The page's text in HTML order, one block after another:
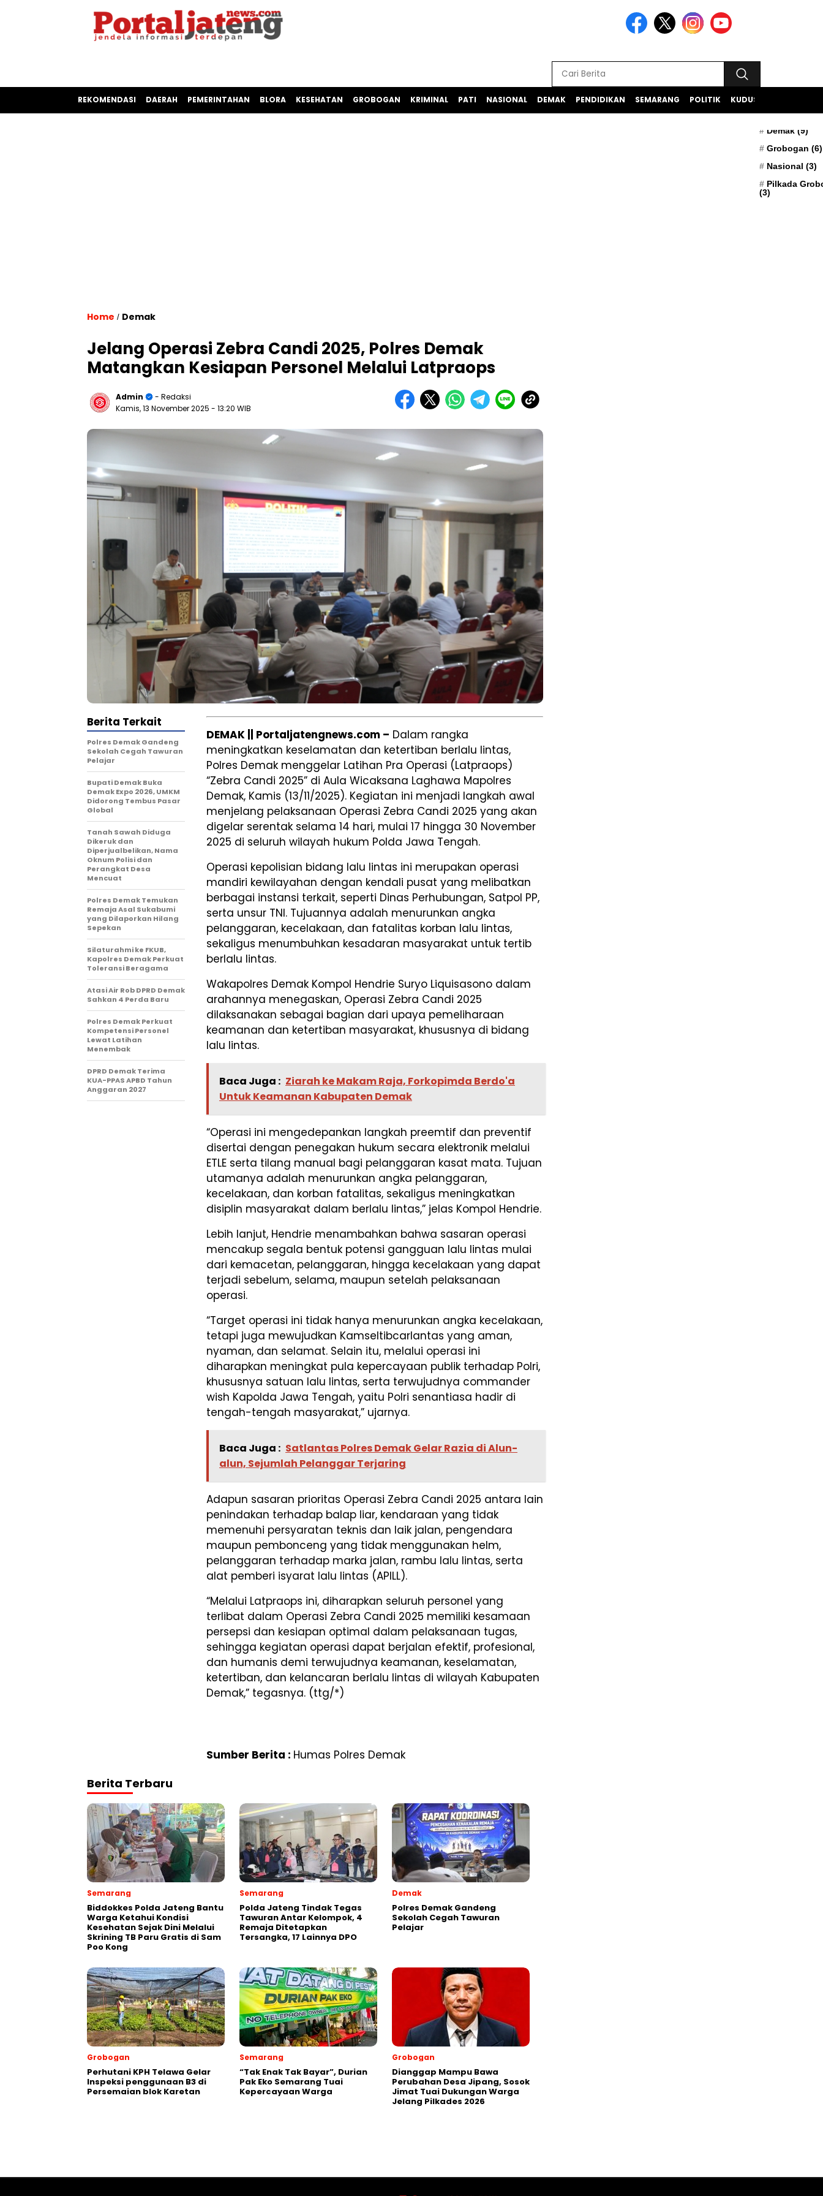
REKOMENDASI DAERAH PEMERINTAHAN BLORA KESEHATAN GROBOGAN KRIMINAL PATI NASIONAL DEMAK PENDIDIKAN SEMARANG POLITIK KUDUS
Apresiasi(5)
Demak (9)
Grobogan (6)
Nasional (3)
Pilkada
(3)
Home / Demak
Jelang Operasi Zebra Candi 2025, Polres Demak
Matangkan Kesiapan Personel Melalui Latpraops
Admin
- Redaksi
Kamis, 13 November 2025 - 13:20 WIB
DEMAK || Portaljatengnews.com – Dalam rangka
meningkatkan keselamatan dan ketertiban berlalu lintas,
Polres Demak menggelar Latihan Pra Operasi (Latpraops)
“Zebra Candi 2025” di Aula Wicaksana Laghawa Mapolres
Demak, Kamis (13/11/2025). Kegiatan ini menjadi langkah awal
menjelang pelaksanaan Operasi Zebra Candi 2025 yang akan
digelar serentak selama 14 hari, mulai 17 hingga 30 November
2025 di seluruh wilayah hukum Polda Jawa Tengah.
Operasi kepolisian bidang lalu lintas ini merupakan operasi
mandiri kewilayahan dengan kendali pusat yang melibatkan
berbagai instansi terkait, seperti Dinas Perhubungan, Satpol PP,
serta unsur TNI. Tujuannya adalah menurunkan angka
pelanggaran, kecelakaan, dan fatalitas korban lalu lintas,
sekaligus menumbuhkan kesadaran masyarakat untuk tertib
berlalu lintas.
Wakapolres Demak Kompol Hendrie Suryo Liquisasono dalam
arahannya menegaskan, Operasi Zebra Candi 2025
dilaksanakan sebagai bagian dari upaya pemeliharaan
keamanan dan ketertiban masyarakat, khususnya di bidang
lalu lintas.
Baca Juga : Ziarah ke Makam Raja, Forkopimda Berdo'a
Untuk Keamanan Kabupaten Demak
“Operasi ini mengedepankan langkah preemtif dan preventif
disertai dengan penegakan hukum secara elektronik melalui
ETLE serta tilang manual bagi pelanggaran kasat mata. Tujuan
utamanya adalah menurunkan angka pelanggaran,
kecelakaan, dan korban fatalitas, sekaligus meningkatkan
disiplin masyarakat dalam berlalu lintas,” jelas Kompol Hendrie.
Lebih lanjut, Hendrie menambahkan bahwa sasaran operasi
mencakup segala bentuk potensi gangguan lalu lintas mulai
dari kemacetan, pelanggaran, hingga kecelakaan yang dapat
terjadi sebelum, selama, maupun setelah pelaksanaan
operasi.
“Target operasi ini tidak hanya menurunkan angka kecelakaan,
tetapi juga mewujudkan Kamseltibcarlantas yang aman,
nyaman, dan selamat. Selain itu, melalui operasi ini
diharapkan meningkat pula kepercayaan publik terhadap Polri,
khususnya satuan lalu lintas, serta terwujudnya commander
wish Kapolda Jawa Tengah, yaitu Polri senantiasa hadir di
tengah-tengah masyarakat,” ujarnya.
Baca Juga : Satlantas Polres Demak Gelar Razia di Alun-
alun, Sejumlah Pelanggar Terjaring
Adapun sasaran prioritas Operasi Zebra Candi 2025 antara lain
penindakan terhadap balap liar, kendaraan yang tidak
memenuhi persyaratan teknis dan laik jalan, pengendara
maupun pembonceng yang tidak menggunakan helm,
pelanggaran terhadap marka jalan, rambu lalu lintas, serta
alat pemberi isyarat lalu lintas (APILL).
“Melalui Latpraops ini, diharapkan seluruh personel yang
terlibat dalam Operasi Zebra Candi 2025 memiliki kesamaan
persepsi dan kesiapan optimal dalam pelaksanaan tugas,
sehingga kegiatan operasi dapat berjalan efektif, profesional,
dan humanis demi terwujudnya keamanan, keselamatan,
ketertiban, dan kelancaran berlalu lintas di wilayah Kabupaten
Demak,” tegasnya. (ttg/*)
Sumber Berita : Humas Polres Demak
Berita Terkait
Polres Demak Gandeng
Sekolah Cegah Tawuran
Pelajar
Bupati Demak Buka
Demak Expo 2026, UMKM
Didorong Tembus Pasar
Global
Tanah Sawah Diduga
Dikeruk dan
Diperjualbelikan, Nama
Oknum Polisi dan
Perangkat Desa
Mencuat
Polres Demak Temukan
Remaja Asal Sukabumi
yang Dilaporkan Hilang
Sepekan
Silaturahmi ke FKUB,
Kapolres Demak Perkuat
Toleransi Beragama
Atasi Air Rob DPRD Demak
Sahkan 4 Perda Baru
Polres Demak Perkuat
Kompetensi Personel
Lewat Latihan
Menembak
DPRD Demak Terima
KUA-PPAS APBD Tahun
Anggaran 2027
Berita Terbaru
Semarang
Biddokkes Polda Jateng Bantu
Warga Ketahui Kondisi
Kesehatan Sejak Dini Melalui
Skrining TB Paru Gratis di Sam
Poo Kong
Semarang
Polda Jateng Tindak Tegas
Tawuran Antar Kelompok, 4
Remaja Ditetapkan
Tersangka, 17 Lainnya DPO
Demak
Polres Demak Gandeng
Sekolah Cegah Tawuran
Pelajar
Grobogan
Perhutani KPH Telawa Gelar
Inspeksi penggunaan B3 di
Persemaian blok Karetan
Semarang
“Tak Enak Tak Bayar”, Durian
Pak Eko Semarang Tuai
Kepercayaan Warga
Grobogan
Dianggap Mampu Bawa
Perubahan Desa Jipang, Sosok
Jimat Tuai Dukungan Warga
Jelang Pilkades 2026